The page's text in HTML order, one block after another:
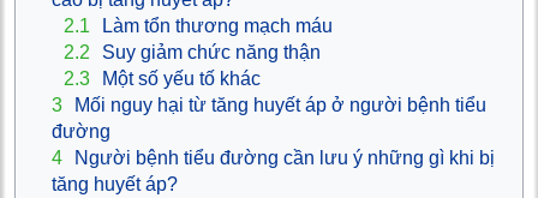
2.1
Làm tổn thương mạch máu
2.2
Suy giảm chức năng thận
2.3
Một số yếu tố khác
3
Mối nguy hại từ tăng huyết áp ở người bệnh tiểu
đường
4
Người bệnh tiểu đường cần lưu ý những gì khi bị
tăng huyết áp?